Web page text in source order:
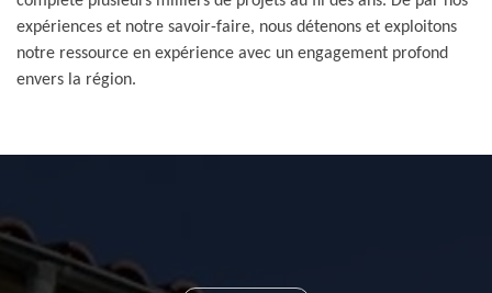
expériences et notre savoir-faire, nous détenons et exploitons
notre ressource en expérience avec un engagement profond
envers la région.